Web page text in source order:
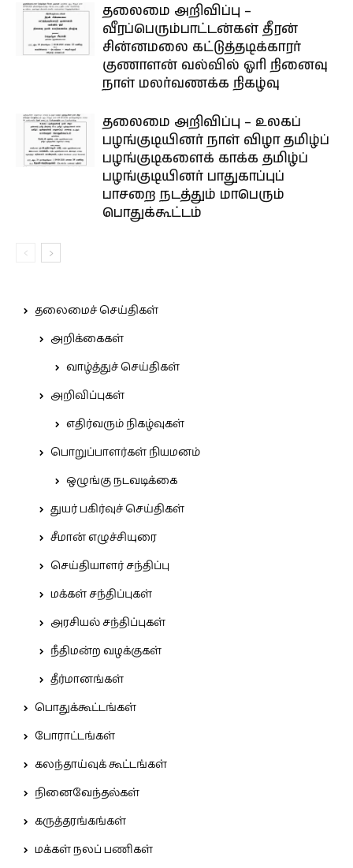
தலைமை அறிவிப்பு –
வீரப்பெரும்பாட்டன்கள் தீரன்
சின்னமலை கட்டுத்தடிக்காரர்
குணாளன் வல்வில் ஓரி நினைவு
நாள் மலர்வணக்க நிகழ்வு
தலைமை அறிவிப்பு – உலகப்
பழங்குடியினர் நாள் விழா தமிழ்ப்
பழங்குடிகளைக் காக்க தமிழ்ப்
பழங்குடியினர் பாதுகாப்புப்
பாசறை நடத்தும் மாபெரும்
பொதுக்கூட்டம்
தலைமைச் செய்திகள்
அறிக்கைகள்
வாழ்த்துச் செய்திகள்
அறிவிப்புகள்
எதிர்வரும் நிகழ்வுகள்
பொறுப்பாளர்கள் நியமனம்
ஒழுங்கு நடவடிக்கை
துயர் பகிர்வுச் செய்திகள்
சீமான் எழுச்சியுரை
செய்தியாளர் சந்திப்பு
மக்கள் சந்திப்புகள்
அரசியல் சந்திப்புகள்
நீதிமன்ற வழக்குகள்
தீர்மானங்கள்
பொதுக்கூட்டங்கள்
போராட்டங்கள்
கலந்தாய்வுக் கூட்டங்கள்
நினைவேந்தல்கள்
கருத்தரங்கங்கள்
மக்கள் நலப் பணிகள்